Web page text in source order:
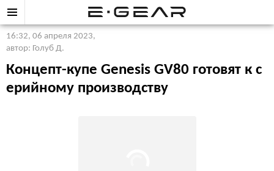
16:32, 06 апреля 2023,
автор: Голуб Д.
Концепт-купе Genesis GV80 готовят к с
ерийному производству